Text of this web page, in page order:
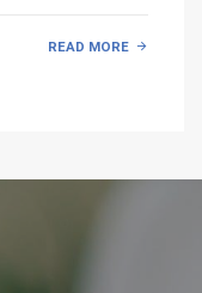
READ MORE